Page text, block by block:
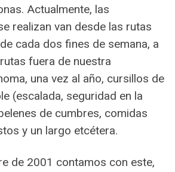
Actualmente, las
realizan van desde las rutas
cada dos fines de semana, a
fuera de nuestra
una vez al año, cursillos de
(escalada, seguridad en la
de cumbres, comidas
y un largo etcétera.
de 2001 contamos con este,